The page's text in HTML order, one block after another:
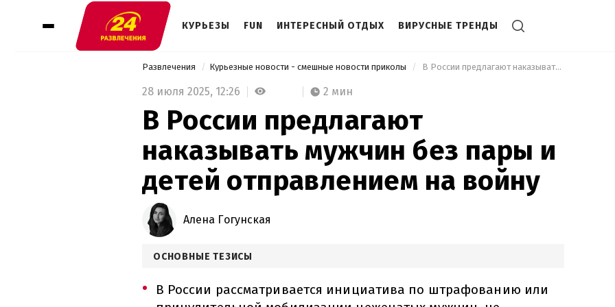
КУРЬЕЗЫ FUN ИНТЕРЕСНЫЙ ОТДЫХ ВИРУСНЫЕ ТРЕНДЫ
Развлечения Курьезные новости - смешные новости приколы В России предлагают наказывать мужчин без пары и детей отправлением на войну
28 июля 2025, 12:26 2 мин
В России предлагают
наказывать мужчин без пары и
детей отправлением на войну
Алена Гогунская
ОСНОВНЫЕ ТЕЗИСЫ
В России рассматривается инициатива по штрафованию или